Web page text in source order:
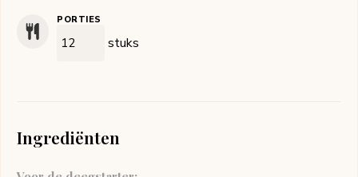
PORTIES
stuks
Ingrediënten